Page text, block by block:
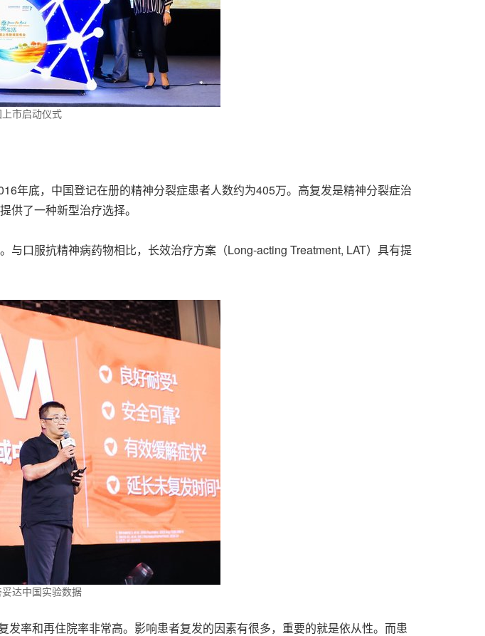
市启动仪式
年底，中国登记在册的精神分裂症患者人数约为405万。高复发是精神分裂症治
供了一种新型治疗选择。
口服抗精神病药物相比，长效治疗方案（Long-acting Treatment, LAT）具有提
达中国实验数据
发率和再住院率非常高。影响患者复发的因素有很多，重要的就是依从性。而患